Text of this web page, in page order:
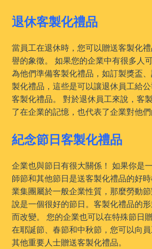
退休客製化禮品
當員工在退休時，您可以贈送客製化
譽的象徵。 如果您的企業中有很多人
為他們準備客製化禮品，如訂製獎盃
製化禮品，這些是可以讓退休員工給
客製化禮品。 對於退休員工來說，客
了在企業的記憶，也代表了企業對他們
紀念節日客製化禮品
企業也與節日有很大關係！ 如果你是
師節和其他節日是送客製化禮品的好
業集團屬於一般企業性質，那麼勞動
說是一個很好的節日。客製化禮品的
而改變。 您的企業也可以在特殊節日
在耶誕節、春節和中秋節，您可以向
其他重要人士贈送客製化禮品。